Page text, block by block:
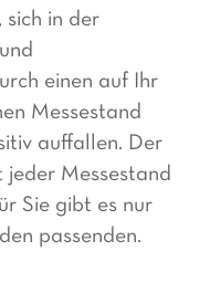
sich in der
einen auf Ihr
Messestand
auffallen. Der
jeder Messestand
Sie gibt es nur
passenden.